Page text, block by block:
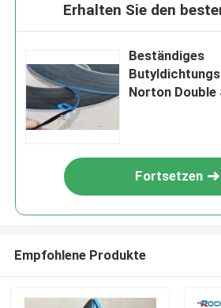
Erhalten Sie den
Beständiges
Norton Double
Fortsetzen
Empfohlene Produkte